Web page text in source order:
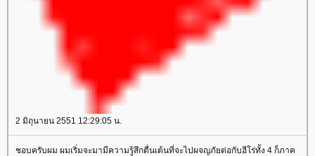
2 มิถุนายน 2551 12:29:05 น.
ชอบครับผม ผมเริ่มจะมามีความรู้สึกตื่นเต้นที่จะไปผจญภัยต่อกับฮีโร่ทั้ง 4 ก็ภาค